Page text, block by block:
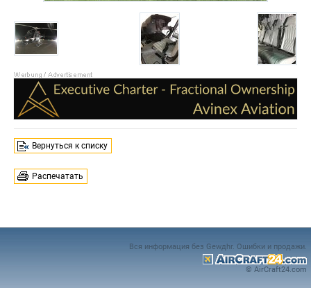
Вернуться к списку
Распечатать
Вся информация без Gewдhr. Ошибки и продажи.
© AirCraft24.com